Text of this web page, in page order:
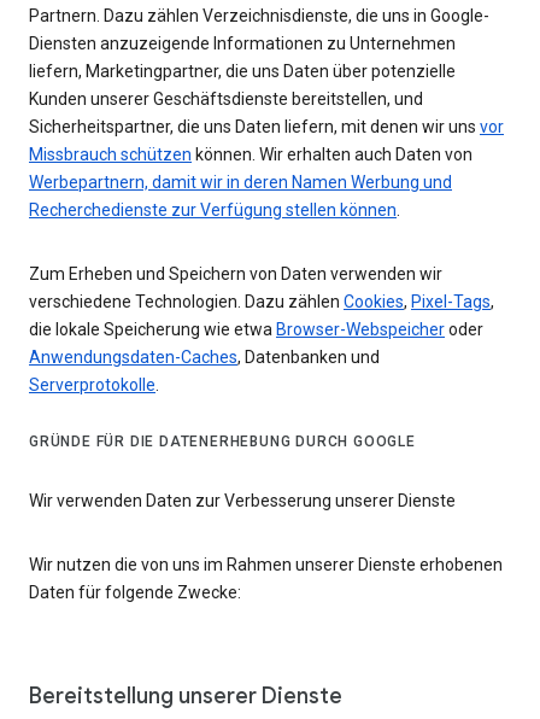
Partnern. Dazu zählen Verzeichnisdienste, die uns in Google-
Diensten anzuzeigende Informationen zu Unternehmen
liefern, Marketingpartner, die uns Daten über potenzielle
Kunden unserer Geschäftsdienste bereitstellen, und
Sicherheitspartner, die uns Daten liefern, mit denen wir uns vor
Missbrauch schützen können. Wir erhalten auch Daten von
Werbepartnern, damit wir in deren Namen Werbung und
Recherchedienste zur Verfügung stellen können.
Zum Erheben und Speichern von Daten verwenden wir
verschiedene Technologien. Dazu zählen Cookies, Pixel-Tags,
die lokale Speicherung wie etwa Browser-Webspeicheroder
Anwendungsdaten-Caches, Datenbanken und
Serverprotokolle.
GRÜNDE FÜR DIE DATENERHEBUNG DURCH GOOGLE
Wir verwenden Daten zur Verbesserung unserer Dienste
Wir nutzen die von uns im Rahmen unserer Dienste erhobenen
Daten für folgende Zwecke:
Bereitstellung unserer Dienste